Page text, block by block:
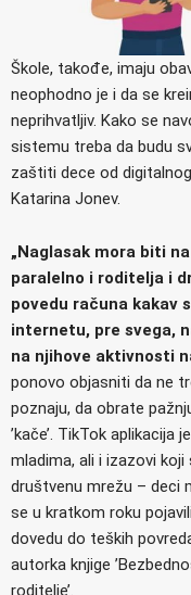
Škole, takođe, imaju
neophodno je i da se
neprihvatljiv. Kako se
sistemu treba da budu
zaštiti dece od
Katarina Jonev.
„Naglasak mora biti
paralelno i roditelja i
povedu računa kakav
internetu, pre svega,
na njihove aktivnosti
ponovo objasniti da ne
poznaju, da obrate
’kače’. TikTok
mladima, ali i izazovi
društvenu mrežu – deci
se u kratkom roku
dovedu do teških
autorka knjige
roditelje’.